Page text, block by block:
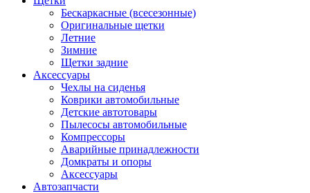
Бескаркасные (всесезонные)
Оригинальные щетки
Летние
Зимние
Щетки задние
Аксессуары
Чехлы на сиденья
Коврики автомобильные
Детские автотовары
Пылесосы автомобильные
Компрессоры
Аварийные принадлежности
Домкраты и опоры
Аксессуары
Автозапчасти